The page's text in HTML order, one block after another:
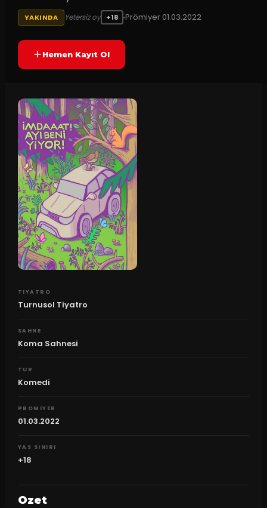
YAKINDA Yetersiz oy +18 Prömiyer 01.03.2022
Hemen Kayıt Ol
TIYATRO
Turnusol Tiyatro
SAHNE
Koma Sahnesi
TUR
Komedi
PROMIYER
01.03.2022
YAS SINIRI
+18
Ozet